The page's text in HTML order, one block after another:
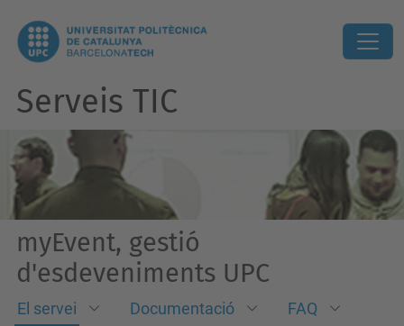
Serveis TIC
myEvent, gestió
d'esdeveniments UPC
El servei Documentació FAQ